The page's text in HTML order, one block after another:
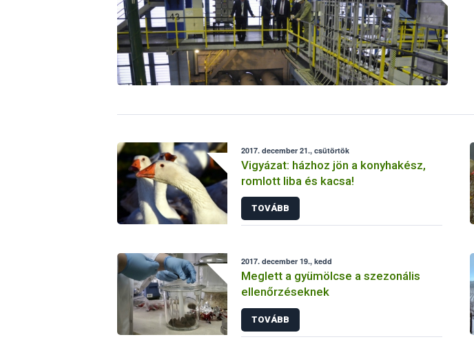
2017. december 21., csütörtök
Vigyázat: házhoz jön a konyhakész,
romlott liba és kacsa!
TOVÁBB
2017. december 19., kedd
Meglett a gyümölcse a szezonális
ellenőrzéseknek
TOVÁBB